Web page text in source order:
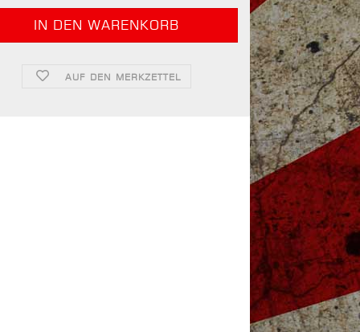
AUF DEN MERKZETTEL